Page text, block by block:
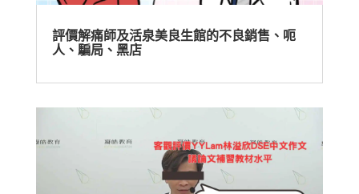
評價解痛師及活泉美良生館的不良銷售、呃
人、騙局、黑店